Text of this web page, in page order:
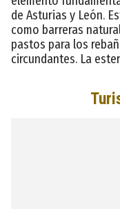
de Asturias y León.
como barreras
pastos para los
circundantes. La